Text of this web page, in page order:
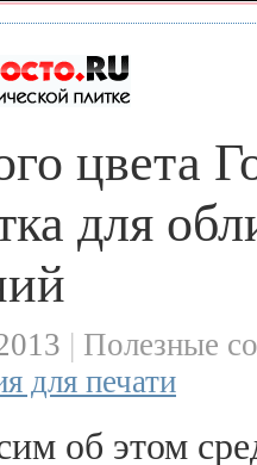
цвета
для
| Полезные
для печати
об этом